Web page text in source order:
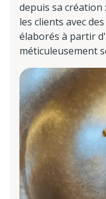
depuis sa
les clients avec
élaborés à partir
méticuleusement